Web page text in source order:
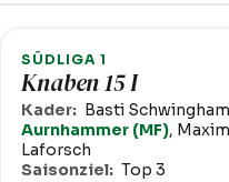
SÜDLIGA 1
Knaben 15 I
Kader: Basti
Aurnhammer (MF),
Laforsch
Saisonziel: Top 3